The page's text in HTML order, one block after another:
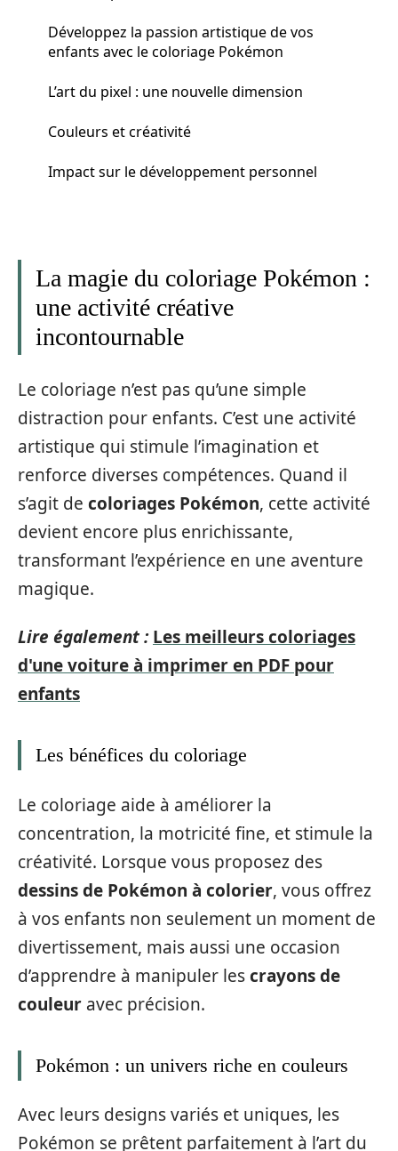
Développez la passion artistique de vos
enfants avec le coloriage Pokémon
L’art du pixel : une nouvelle dimension
Couleurs et créativité
Impact sur le développement personnel
La magie du coloriage Pokémon :
une activité créative
incontournable
Le coloriage n’est pas qu’une simple
distraction pour enfants. C’est une activité
artistique qui stimule l’imagination et
renforce diverses compétences. Quand il
s’agit de coloriages Pokémon, cette activité
devient encore plus enrichissante,
transformant l’expérience en une aventure
magique.
Lire également : Les meilleurs coloriages
d'une voiture à imprimer en PDF pour
enfants
Les bénéfices du coloriage
Le coloriage aide à améliorer la
concentration, la motricité fine, et stimule la
créativité. Lorsque vous proposez des
dessins de Pokémon à colorier, vous offrez
à vos enfants non seulement un moment de
divertissement, mais aussi une occasion
d’apprendre à manipuler lescrayons de
couleur avec précision.
Pokémon : un univers riche en couleurs
Avec leurs designs variés et uniques, les
Pokémon se prêtent parfaitement à l’art du